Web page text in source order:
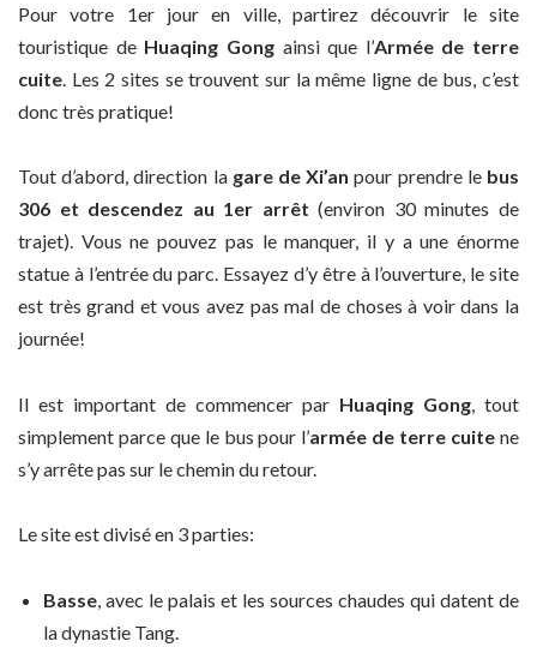
Pour votre 1er jour en ville, partirez découvrir le site
touristique de Huaqing Gong ainsi que l’Armée de terre
cuite. Les 2 sites se trouvent sur la même ligne de bus, c’est
donc très pratique!
Tout d’abord, direction la gare de Xi’an pour prendre le bus
306 et descendez au 1er arrêt (environ 30 minutes de
trajet). Vous ne pouvez pas le manquer, il y a une énorme
statue à l’entrée du parc. Essayez d’y être à l’ouverture, le site
est très grand et vous avez pas mal de choses à voir dans la
journée!
Il est important de commencer par Huaqing Gong , tout
simplement parce que le bus pour l’armée de terre cuite ne
s’y arrête pas sur le chemin du retour.
Le site est divisé en 3 parties:
Basse , avec le palais et les sources chaudes qui datent de
la dynastie Tang.